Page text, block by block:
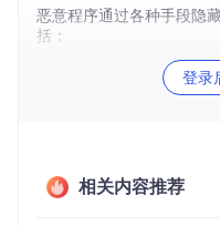
恶意程序通过各种手段隐
括：
伪装成系统进程，如
使用Rootkit技术 - 一种
内核是Windows系统的核
登录
相关内容推荐